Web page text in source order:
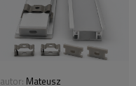
autor: Mateusz